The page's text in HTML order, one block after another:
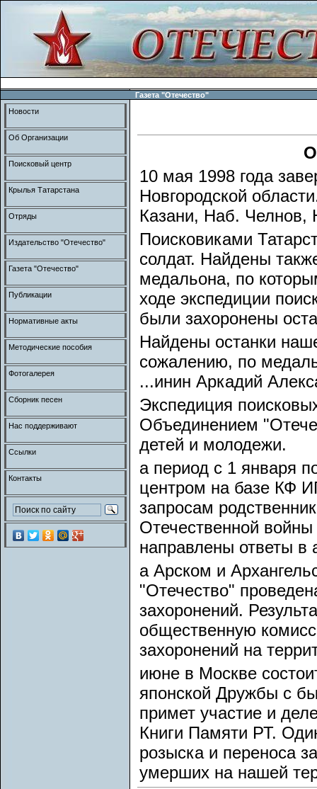
Газета "Отечество"
10 мая 1998 года
Новгородской
Казани, Наб. Челнов,
Поисковиками
солдат. Найдены
медальона, по
ходе экспедиции
были захоронены
Найдены останки
сожалению, по
...инин Аркадий
Экспедиция
Объединением
детей и молодежи.
а период с 1 января
центром на базе КФ
запросам
Отечественной
направлены ответы
а Арском и
"Отечество"
захоронений.
общественную
захоронений на
июне в Москве
японской Дружбы с
примет участие и
Книги Памяти РТ.
розыска и переноса
умерших на нашей
Новости
Об Организации
Поисковый центр
Крылья Татарстана
Отряды
Издательство "Отечество"
Газета "Отечество"
Публикации
Нормативные акты
Методические пособия
Фотогалерея
Сборник песен
Нас поддерживают
Ссылки
Контакты